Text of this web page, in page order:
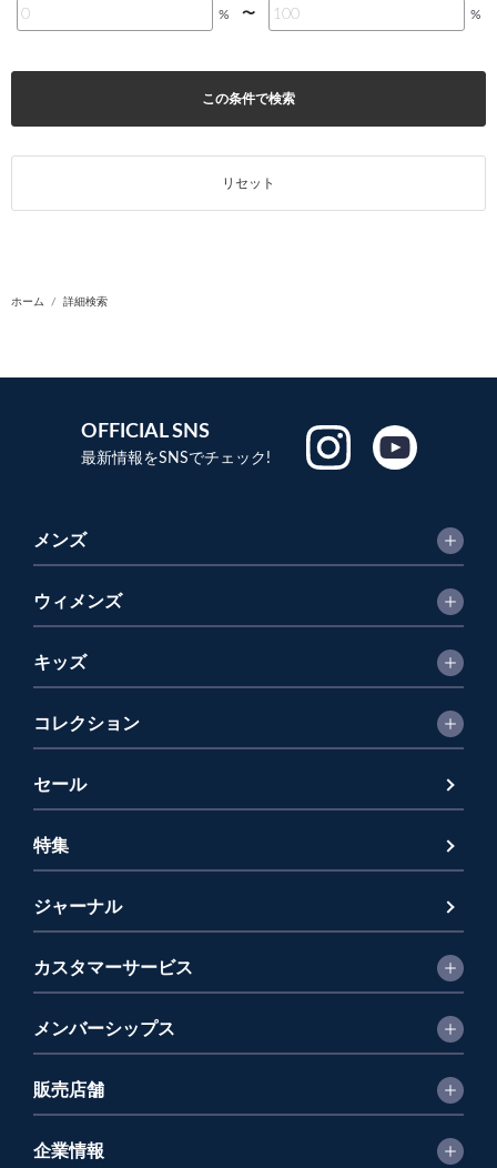
% 〜 %
この条件で検索
リセット
ホーム 詳細検索
OFFICIAL SNS
最新情報をSNSでチェック!
メンズ
ウィメンズ
キッズ
コレクション
セール
特集
ジャーナル
カスタマーサービス
メンバーシップス
販売店舗
企業情報